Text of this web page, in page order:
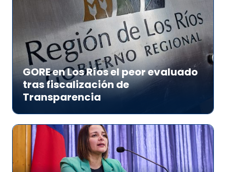
GORE en Los Ríos el peor evaluado
tras fiscalización de
Transparencia